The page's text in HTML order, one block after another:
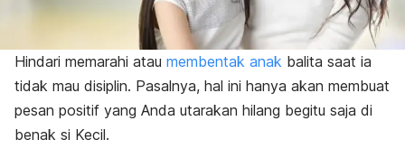
Hindari memarahi atau membentak anak balita saat ia
tidak mau disiplin. Pasalnya, hal ini hanya akan membuat
pesan positif yang Anda utarakan hilang begitu saja di
benak si Kecil.